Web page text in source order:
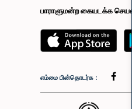
பாராளுமன்ற கையடக்க செயலி
எம்மை பின்தொடர்க :